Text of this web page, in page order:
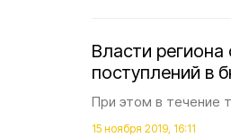
Власти региона
поступлений в
При этом в течение
15 ноября 2019, 16:11